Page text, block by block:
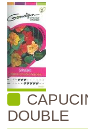
DOUBLE